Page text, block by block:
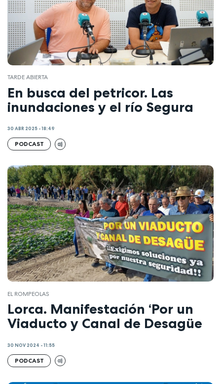
TARDE ABIERTA
En busca del petricor. Las
inundaciones y el río Segura
30 ABR 2025 - 18:49
PODCAST
EL ROMPEOLAS
Lorca. Manifestación ‘Por un
Viaducto y Canal de Desagüe
30 NOV 2024 - 11:55
PODCAST